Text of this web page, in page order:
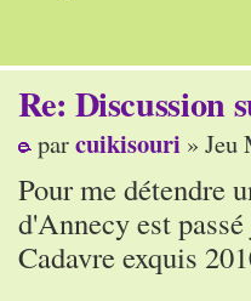
Re: Discussion
parcuikisouri » Jeu
Pour me détendre
d'Annecy est
Cadavre exquis